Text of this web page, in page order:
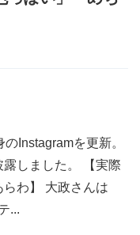
Instagramを更新。
しました。 【実際
わ】 大政さんは
...